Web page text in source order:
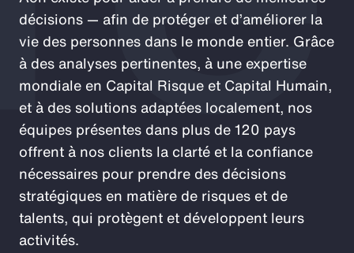
décisions — afin de protéger et d’améliorer la
vie des personnes dans le monde entier. Grâce
à des analyses pertinentes, à une expertise
mondiale en Capital Risque et Capital Humain,
et à des solutions adaptées localement, nos
équipes présentes dans plus de 120 pays
offrent à nos clients la clarté et la confiance
nécessaires pour prendre des décisions
stratégiques en matière de risques et de
talents, qui protègent et développent leurs
activités.